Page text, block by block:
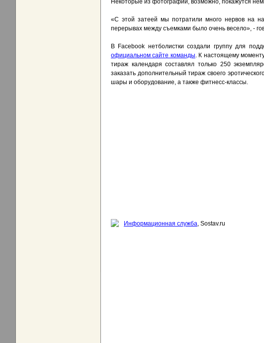
Некоторые из фотографий, возможно, покажутся
«С этой затеей мы потратили много нервов на
перерывах между съемками было очень весело», -
В Facebook нетболистки создали группу для
официальном сайте команды. К настоящему
тираж календаря составлял только 250
заказать дополнительный тираж своего
шары и оборудование, а также фитнесс-классы.
Информационная служба, Sostav.ru